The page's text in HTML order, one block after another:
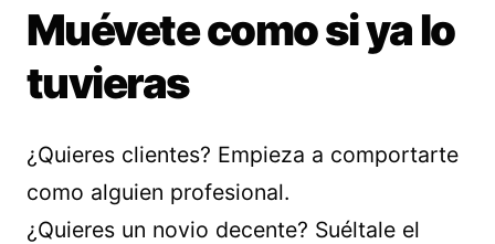
Muévete como si ya lo
tuvieras
¿Quieres clientes? Empieza a comportarte
como alguien profesional.
¿Quieres un novio decente? Suéltale el